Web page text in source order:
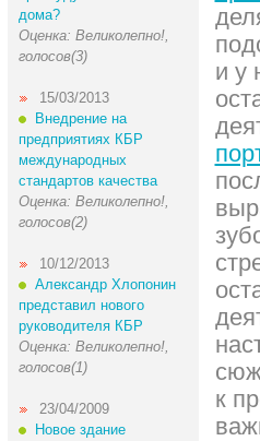
дома?
Оценка: Великолепно!,
голосов(3)
15/03/2013
Внедрение на
предприятиях КБР
международных
стандартов качества
Оценка: Великолепно!,
голосов(2)
10/12/2013
Александр Хлопонин
представил нового
руководителя КБР
Оценка: Великолепно!,
голосов(1)
23/04/2009
Новое здание
и у
к